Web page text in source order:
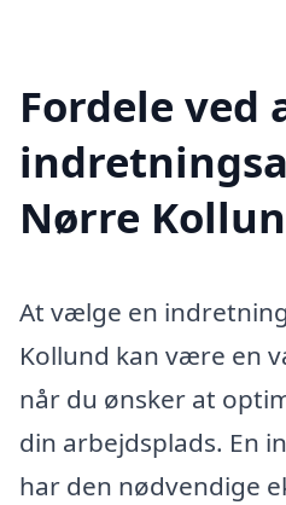
Fordele
Nørre
At vælge en
Kollund kan være en
når du ønsker at
din arbejdsplads. En
har den nødvendige